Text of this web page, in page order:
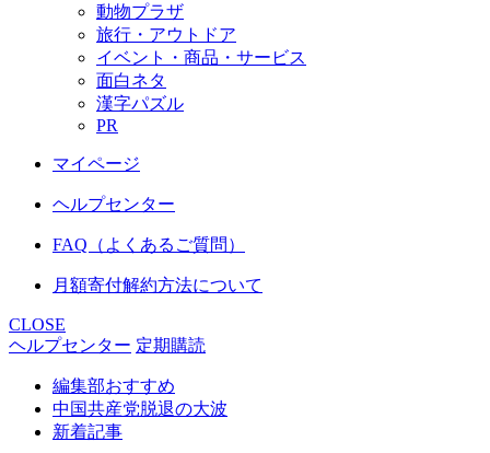
動物プラザ
旅行・アウトドア
イベント・商品・サービス
面白ネタ
漢字パズル
PR
マイページ
ヘルプセンター
FAQ（よくあるご質問）
月額寄付解約方法について
CLOSE
ヘルプセンター 定期購読
編集部おすすめ
中国共産党脱退の大波
新着記事